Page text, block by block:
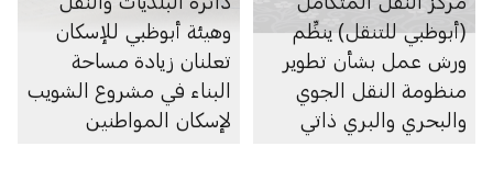
(أبوظبي للتنقل) ينظِّم
ورش عمل بشأن تطوير
منظومة النقل الجوي
والبحري والبري ذاتي
وهيئة أبوظبي للإسكان
تعلنان زيادة مساحة
البناء في مشروع الشويب
لإسكان المواطنين